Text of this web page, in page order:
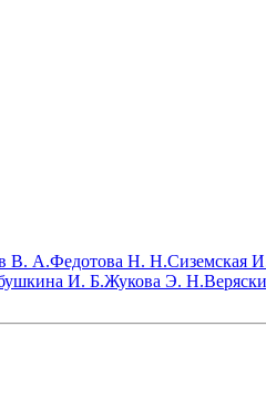
В. А.Федотова Н. Н.Сиземская
И. Б.Жукова Э. Н.